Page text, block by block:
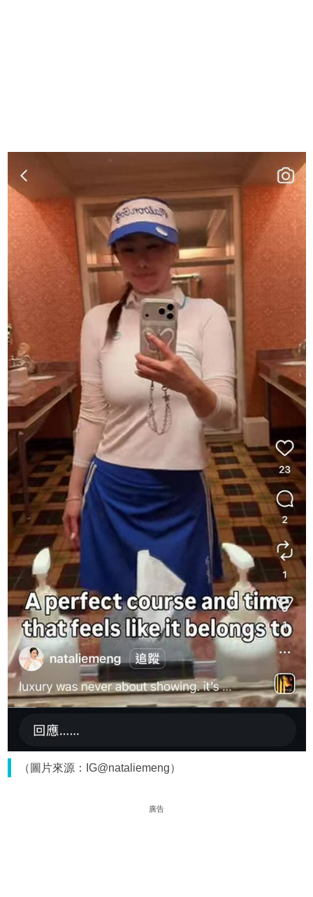
（圖片來源：IG@nataliemeng）
廣告